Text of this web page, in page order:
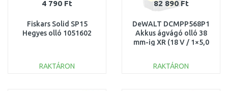
4 790 Ft
Fiskars Solid SP15
Hegyes olló 1051602
RAKTÁRON
82 890 Ft
DeWALT DCMPP568P1
Akkus ágvágó olló 38
mm-ig XR (18 V / 1×5,0
RAKTÁRON